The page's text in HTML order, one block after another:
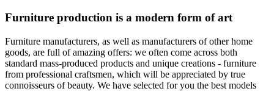
Furniture production is a modern form of art
Furniture manufacturers, as well as manufacturers of other home
goods, are full of amazing offers: we often come across both
standard mass-produced products and unique creations - furniture
from professional craftsmen, which will be appreciated by true
connoisseurs of beauty. We have selected for you the best models